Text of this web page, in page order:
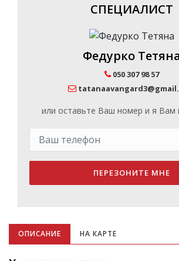
СПЕЦИАЛИСТ
Федурко
050 307 98 57
или оставьте Ваш номер и я Вам
ПЕРЕЗОНИТЕ МНЕ
ОПИСАНИЕ НА КАРТЕ